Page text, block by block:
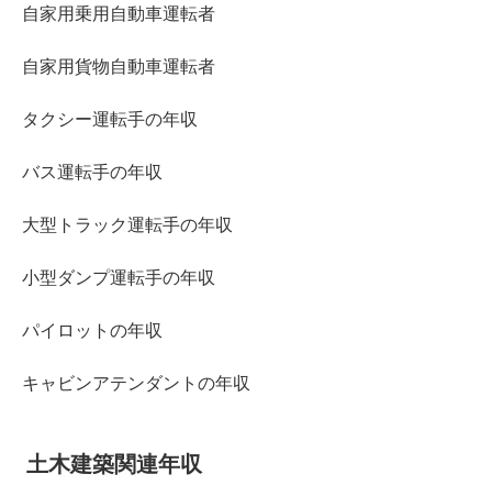
自家用乗用自動車運転者
自家用貨物自動車運転者
タクシー運転手の年収
バス運転手の年収
大型トラック運転手の年収
小型ダンプ運転手の年収
パイロットの年収
キャビンアテンダントの年収
土木建築関連年収